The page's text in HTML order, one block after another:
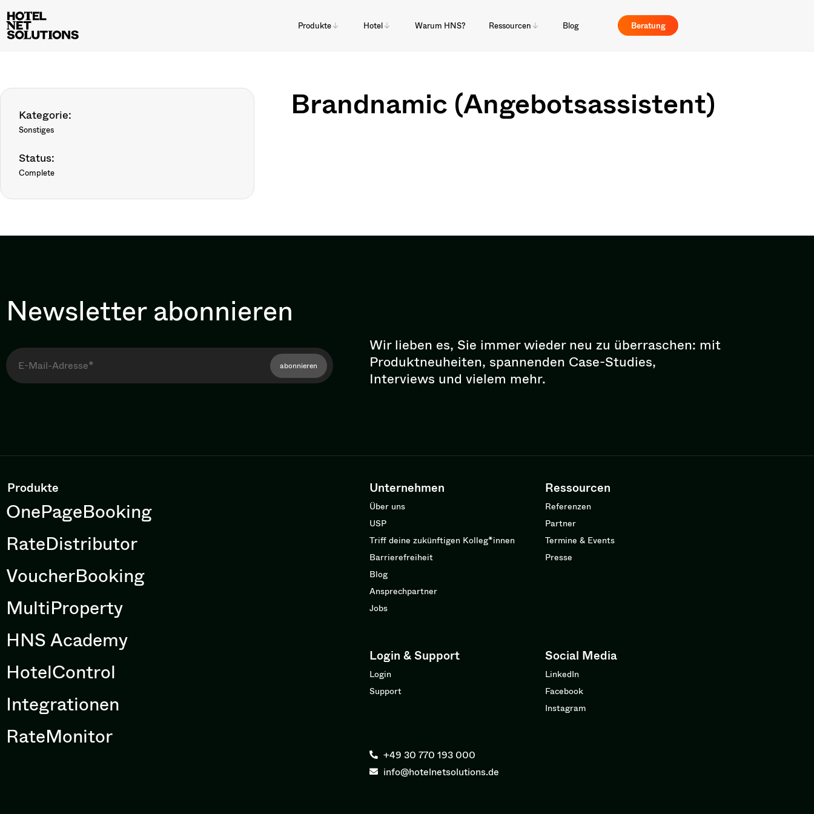
Produkte Hotel Warum HNS? Ressourcen Blog Beratung
Kategorie:
Sonstiges
Status:
Complete
Brandnamic (Angebotsassistent)
Newsletter abonnieren
abonnieren
Wir lieben es, Sie immer wieder neu zu überraschen: mit
Pro­dukt­neu­hei­ten, spannenden Case-Studies,
Interviews und vielem mehr.
Produkte
OnePageBooking
RateDistributor
VoucherBooking
MultiProperty
HNS Academy
HotelControl
Integrationen
RateMonitor
Unternehmen
Über uns
USP
Triff deine zukünftigen Kolleg*innen
Barrierefreiheit
Blog
Ansprechpartner
Jobs
Ressourcen
Referenzen
Partner
Termine & Events
Presse
Login & Support
Login
Support
Social Media
LinkedIn
Facebook
Instagram
+49 30 770 193 000
info@hotelnetsolutions.de